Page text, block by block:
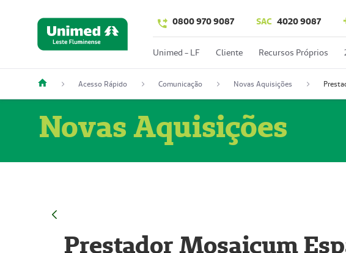
0800 970 9087 SAC 4020 9087
Unimed - LF Cliente Recursos Próprios
Acesso Rápido Comunicação Novas Aquisições
Novas Aquisições
Prestador Mosaicum